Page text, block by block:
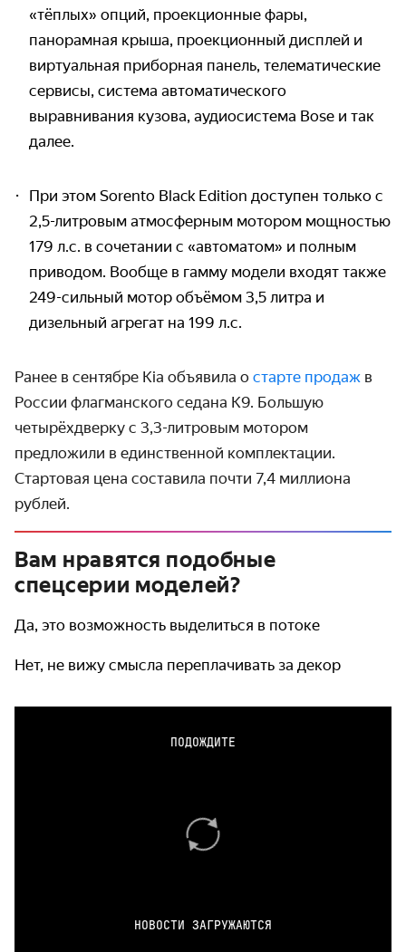
«тёплых» опций, проекционные фары,
панорамная крыша, проекционный дисплей и
виртуальная приборная панель, телематические
сервисы, система автоматического
выравнивания кузова, аудиосистема Bose и так
далее.
При этом Sorento Black Edition доступен только с
2,5-литровым атмосферным мотором мощностью
179 л.с. в сочетании с «автоматом» и полным
приводом. Вообще в гамму модели входят также
249-сильный мотор объёмом 3,5 литра и
дизельный агрегат на 199 л.с.
Ранее в сентябре Kia объявила о старте продаж в
России флагманского седана K9. Большую
четырёхдверку с 3,3-литровым мотором
предложили в единственной комплектации.
Стартовая цена составила почти 7,4 миллиона
рублей.
Вам нравятся подобные
спецсерии моделей?
Да, это возможность выделиться в потоке
Нет, не вижу смысла переплачивать за декор
ПОДОЖДИТЕ
НОВОСТИ ЗАГРУЖАЮТСЯ